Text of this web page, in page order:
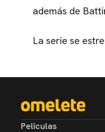
además de
La serie se
Peliculas